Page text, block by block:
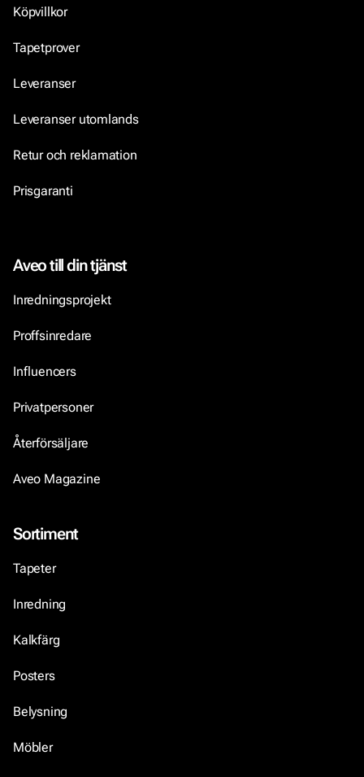
Köpvillkor
Tapetprover
Leveranser
Leveranser utomlands
Retur och reklamation
Prisgaranti
Aveo till din tjänst
Inredningsprojekt
Proffsinredare
Influencers
Privatpersoner
Återförsäljare
Aveo Magazine
Sortiment
Tapeter
Inredning
Kalkfärg
Posters
Belysning
Möbler